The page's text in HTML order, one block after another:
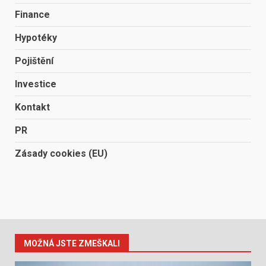
Finance
Hypotéky
Pojištění
Investice
Kontakt
PR
Zásady cookies (EU)
MOŽNÁ JSTE ZMEŠKALI